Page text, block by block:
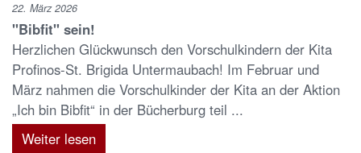
22. März 2026
"Bibfit" sein!
Herzlichen Glückwunsch den Vorschulkindern der Kita
Profinos-St. Brigida Untermaubach! Im Februar und
März nahmen die Vorschulkinder der Kita an der Aktion
„Ich bin Bibfit“ in der Bücherburg teil ...
Weiter lesen